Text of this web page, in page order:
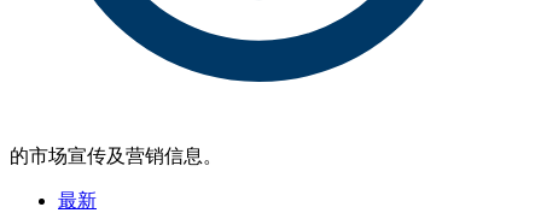
的市场宣传及营销信息。
最新